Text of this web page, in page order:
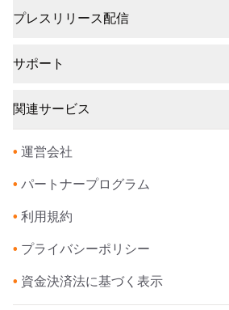
プレスリリース配信
サポート
関連サービス
• 運営会社
• パートナープログラム
• 利用規約
• プライバシーポリシー
• 資金決済法に基づく表示